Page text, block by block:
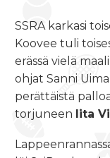
SSRA karkasi
Koovee tuli
erässä vielä
ohjat Sanni
perättäistä
torjuneen Iita